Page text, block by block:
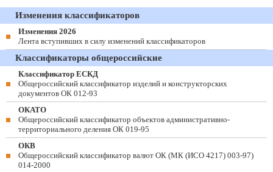
Изменения классификаторов
Изменения 2026
Лента вступивших в силу изменений классификаторов
Классификаторы общероссийские
Классификатор ЕСКД
Общероссийский классификатор изделий и конструкторских
документов ОК 012-93
ОКАТО
Общероссийский классификатор объектов административно-
территориального деления ОК 019-95
ОКВ
Общероссийский классификатор валют ОК (МК (ИСО 4217) 003-97)
014-2000